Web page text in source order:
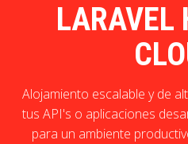
LARAVEL
Alojamiento escalable y de
tus API's o aplicaciones
para un ambiente